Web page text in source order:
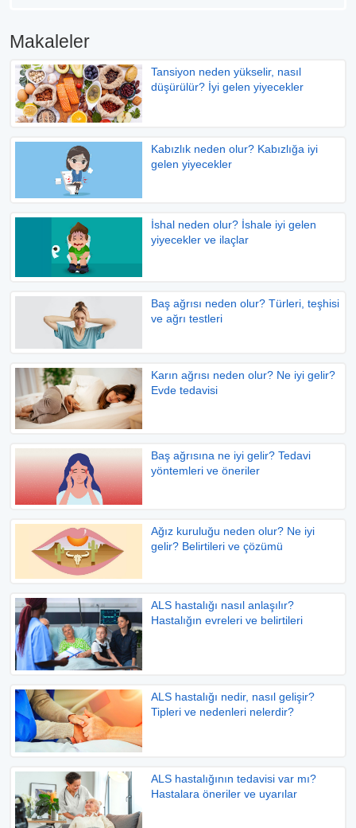
Makaleler
Tansiyon neden yükselir, nasıl
düşürülür? İyi gelen yiyecekler
Kabızlık neden olur? Kabızlığa iyi
gelen yiyecekler
İshal neden olur? İshale iyi gelen
yiyecekler ve ilaçlar
Baş ağrısı neden olur? Türleri, teşhisi
ve ağrı testleri
Karın ağrısı neden olur? Ne iyi gelir?
Evde tedavisi
Baş ağrısına ne iyi gelir? Tedavi
yöntemleri ve öneriler
Ağız kuruluğu neden olur? Ne iyi
gelir? Belirtileri ve çözümü
ALS hastalığı nasıl anlaşılır?
Hastalığın evreleri ve belirtileri
ALS hastalığı nedir, nasıl gelişir?
Tipleri ve nedenleri nelerdir?
ALS hastalığının tedavisi var mı?
Hastalara öneriler ve uyarılar